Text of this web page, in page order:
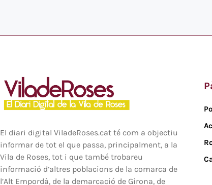
El diari digital ViladeRoses.cat té com a objectiu
informar de tot el que passa, principalment, a la
Vila de Roses, tot i que també trobareu
informació d’altres poblacions de la comarca de
l’Alt Empordà, de la demarcació de Girona, de